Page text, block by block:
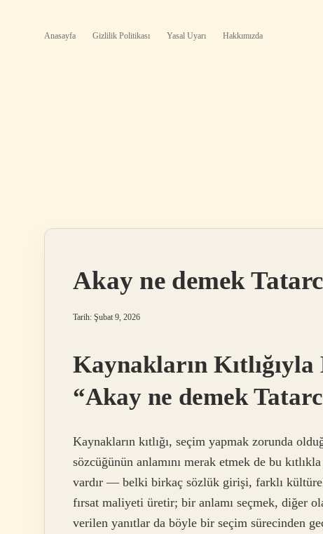
Anasayfa Gizlilik Politikası Yasal Uyarı Hakkımızda
Akay ne demek
Tarih: Şubat 9, 2026
Kaynakların
“Akay ne demek
Kaynakların kıtlığı, seçim yapmak zorunda
sözcüğünün anlamını merak etmek de bu
vardır — belki birkaç sözlük girişi, farklı
fırsat maliyeti üretir; bir anlamı seçmek, diğer
verilen yanıtlar da böyle bir seçim sürecinden